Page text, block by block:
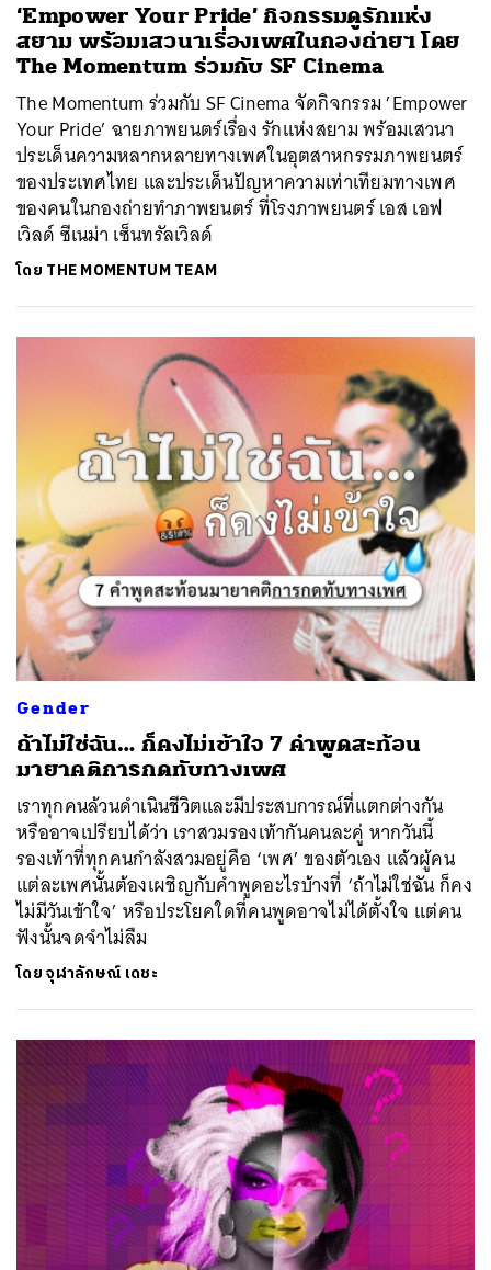
‘Empower Your Pride’ กิจกรรมดูรักแห่ง
สยาม พร้อมเสวนาเรื่องเพศในกองถ่ายฯ โดย
The Momentum ร่วมกับ SF Cinema
The Momentum ร่วมกับ SF Cinema จัดกิจกรรม ’Empower
Your Pride’ ฉายภาพยนตร์เรื่อง รักแห่งสยาม พร้อมเสวนา
ประเด็นความหลากหลายทางเพศในอุตสาหกรรมภาพยนตร์
ของประเทศไทย และประเด็นปัญหาความเท่าเทียมทางเพศ
ของคนในกองถ่ายทำภาพยนตร์ ที่โรงภาพยนตร์ เอส เอฟ
เวิลด์ ซีเนม่า เซ็นทรัลเวิลด์
โดย THE MOMENTUM TEAM
Gender
ถ้าไม่ใช่ฉัน… ก็คงไม่เข้าใจ 7 คำพูดสะท้อน
มายาคติการกดทับทางเพศ
เราทุกคนล้วนดำเนินชีวิตและมีประสบการณ์ที่แตกต่างกัน
หรืออาจเปรียบได้ว่า เราสวมรองเท้ากันคนละคู่ หากวันนี้
รองเท้าที่ทุกคนกำลังสวมอยู่คือ ‘เพศ’ ของตัวเอง แล้วผู้คน
แต่ละเพศนั้นต้องเผชิญกับคำพูดอะไรบ้างที่ ‘ถ้าไม่ใช่ฉัน ก็คง
ไม่มีวันเข้าใจ’ หรือประโยคใดที่คนพูดอาจไม่ได้ตั้งใจ แต่คน
ฟังนั้นจดจำไม่ลืม
โดยจุฬาลักษณ์ เดชะ
ค้นหา
SHARE TWEET LINE